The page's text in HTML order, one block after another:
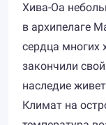
Хива-Оа
в архипелаге
сердца многих
закончили
наследие
Климат на